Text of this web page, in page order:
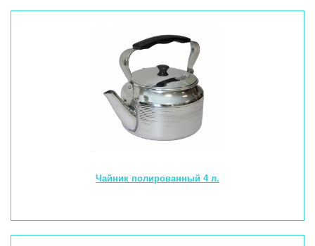
Чайник полированный 4 л.